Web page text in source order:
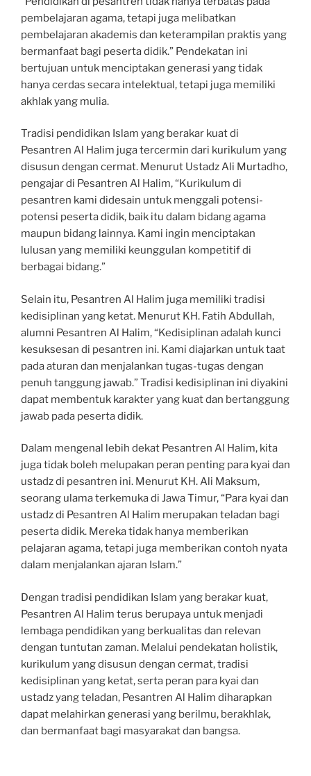
pembelajaran agama, tetapi juga melibatkan
pembelajaran akademis dan keterampilan praktis yang
bermanfaat bagi peserta didik.” Pendekatan ini
bertujuan untuk menciptakan generasi yang tidak
hanya cerdas secara intelektual, tetapi juga memiliki
akhlak yang mulia.
Tradisi pendidikan Islam yang berakar kuat di
Pesantren Al Halim juga tercermin dari kurikulum yang
disusun dengan cermat. Menurut Ustadz Ali Murtadho,
pengajar di Pesantren Al Halim, “Kurikulum di
pesantren kami didesain untuk menggali potensi-
potensi peserta didik, baik itu dalam bidang agama
maupun bidang lainnya. Kami ingin menciptakan
lulusan yang memiliki keunggulan kompetitif di
berbagai bidang.”
Selain itu, Pesantren Al Halim juga memiliki tradisi
kedisiplinan yang ketat. Menurut KH. Fatih Abdullah,
alumni Pesantren Al Halim, “Kedisiplinan adalah kunci
kesuksesan di pesantren ini. Kami diajarkan untuk taat
pada aturan dan menjalankan tugas-tugas dengan
penuh tanggung jawab.” Tradisi kedisiplinan ini diyakini
dapat membentuk karakter yang kuat dan bertanggung
jawab pada peserta didik.
Dalam mengenal lebih dekat Pesantren Al Halim, kita
juga tidak boleh melupakan peran penting para kyai dan
ustadz di pesantren ini. Menurut KH. Ali Maksum,
seorang ulama terkemuka di Jawa Timur, “Para kyai dan
ustadz di Pesantren Al Halim merupakan teladan bagi
peserta didik. Mereka tidak hanya memberikan
pelajaran agama, tetapi juga memberikan contoh nyata
dalam menjalankan ajaran Islam.”
Dengan tradisi pendidikan Islam yang berakar kuat,
Pesantren Al Halim terus berupaya untuk menjadi
lembaga pendidikan yang berkualitas dan relevan
dengan tuntutan zaman. Melalui pendekatan holistik,
kurikulum yang disusun dengan cermat, tradisi
kedisiplinan yang ketat, serta peran para kyai dan
ustadz yang teladan, Pesantren Al Halim diharapkan
dapat melahirkan generasi yang berilmu, berakhlak,
dan bermanfaat bagi masyarakat dan bangsa.